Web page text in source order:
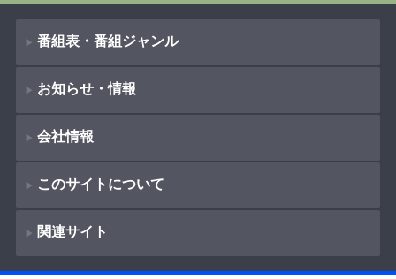
番組表・番組ジャンル
番組表
番組ジャンル
ドラマ
映画
お知らせ・情報
新着情報
お知らせ
イベント
会社情報
会社概要
（Company Information）
このサイトについて
著作権とリンク
関連サイト